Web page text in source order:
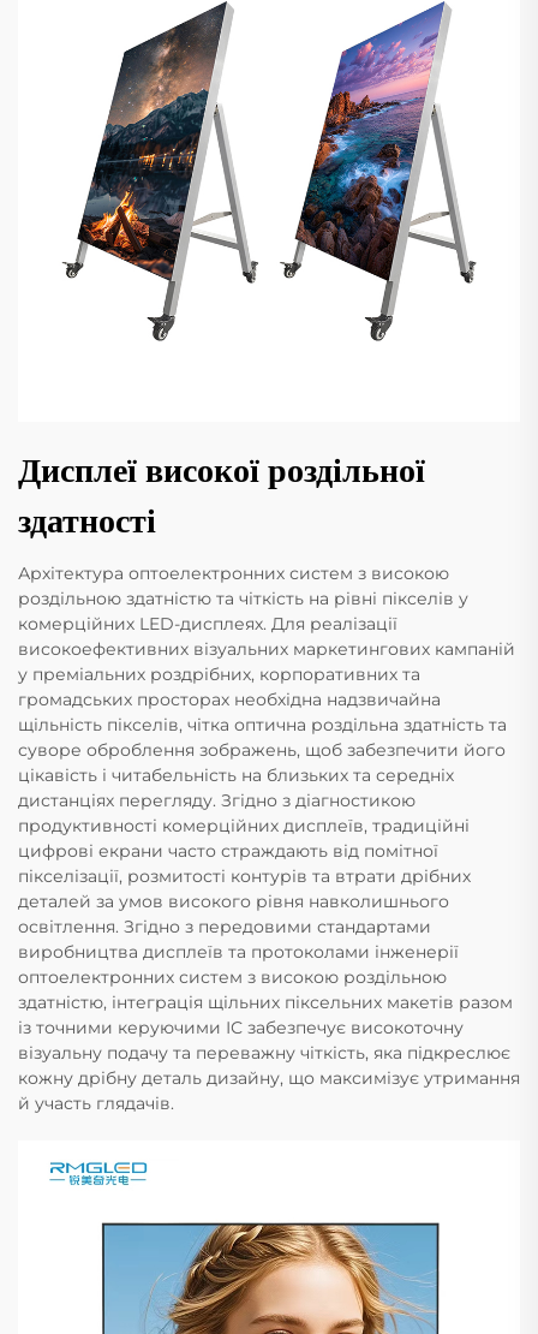
Дисплеї високої роздільної
здатності
Архітектура оптоелектронних систем з високою
роздільною здатністю та чіткість на рівні пікселів у
комерційних LED-дисплеях. Для реалізації
високоефективних візуальних маркетингових кампаній
у преміальних роздрібних, корпоративних та
громадських просторах необхідна надзвичайна
щільність пікселів, чітка оптична роздільна здатність та
суворе оброблення зображень, щоб забезпечити його
цікавість і читабельність на близьких та середніх
дистанціях перегляду. Згідно з діагностикою
продуктивності комерційних дисплеїв, традиційні
цифрові екрани часто страждають від помітної
пікселізації, розмитості контурів та втрати дрібних
деталей за умов високого рівня навколишнього
освітлення. Згідно з передовими стандартами
виробництва дисплеїв та протоколами інженерії
оптоелектронних систем з високою роздільною
здатністю, інтеграція щільних піксельних макетів разом
із точними керуючими ІС забезпечує високоточну
візуальну подачу та переважну чіткість, яка підкреслює
кожну дрібну деталь дизайну, що максимізує утримання
й участь глядачів.